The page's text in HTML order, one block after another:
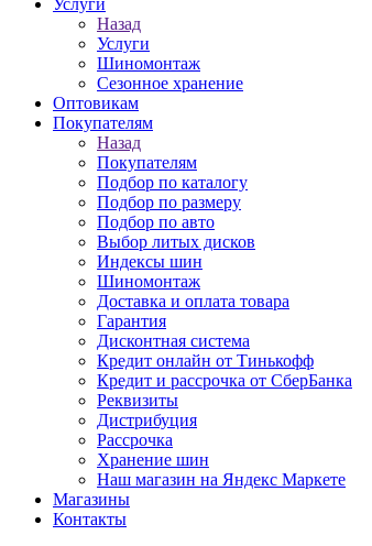
Услуги
Назад
Услуги
Шиномонтаж
Сезонное хранение
Оптовикам
Покупателям
Назад
Покупателям
Подбор по каталогу
Подбор по размеру
Подбор по авто
Выбор литых дисков
Индексы шин
Шиномонтаж
Доставка и оплата товара
Гарантия
Дисконтная система
Кредит онлайн от Тинькофф
Кредит и рассрочка от СберБанка
Реквизиты
Дистрибуция
Рассрочка
Хранение шин
Наш магазин на Яндекс Маркете
Магазины
Контакты